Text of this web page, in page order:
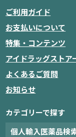
ご利用ガイド
お支払いについて
特集・コンテンツ
アイドラッグストア
よくあるご質問
お知らせ
カテゴリーで探す
個人輸入医薬品検